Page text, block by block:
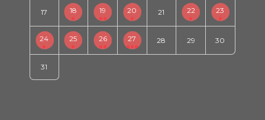
17 18 19 20 21 22 23
24 25 26 27 28 29 30
31